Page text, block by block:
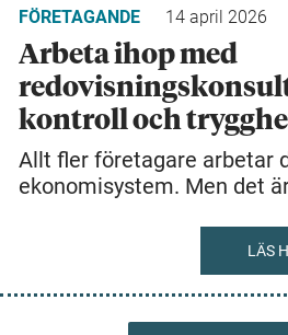
FÖRETAGANDE 14 april 2026
Arbeta ihop med
kontroll och
Allt fler företagare arbetar
ekonomisystem. Men det
LÄS